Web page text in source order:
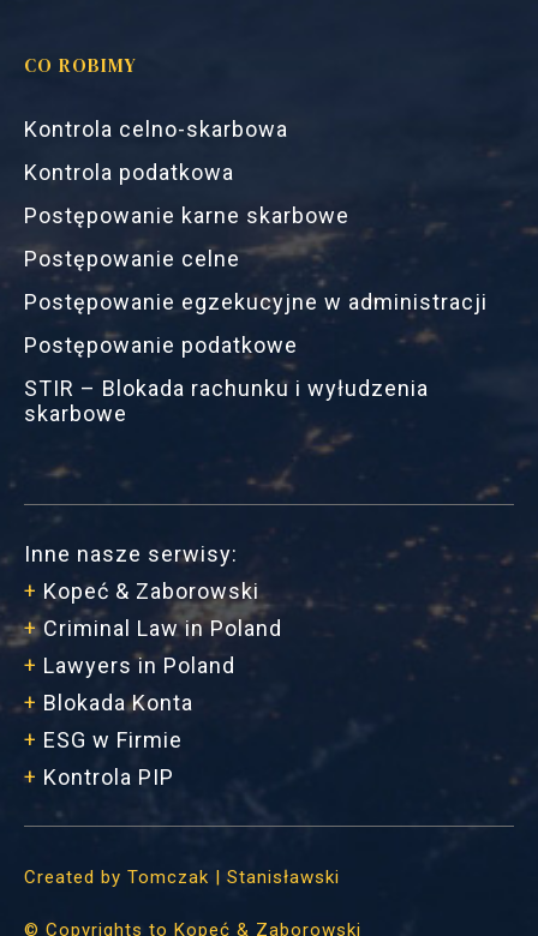
CO ROBIMY
Kontrola celno-skarbowa
Kontrola podatkowa
Postępowanie karne skarbowe
Postępowanie celne
Postępowanie egzekucyjne w administracji
Postępowanie podatkowe
STIR – Blokada rachunku i wyłudzenia
skarbowe
Inne nasze serwisy:
+ Kopeć & Zaborowski
+Criminal Law in Poland
+ Lawyers in Poland
+ Blokada Konta
+ ESG w Firmie
+ Kontrola PIP
Created by Tomczak | Stanisławski
© Copyrights to Kopeć & Zaborowski